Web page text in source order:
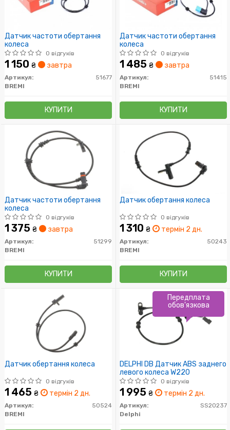
Датчик частоти обертання
колеса
0 відгуків
1 150 ₴ завтра
Артикул:
51677
BREMI
КУПИТИ
Датчик частоти обертання
колеса
0 відгуків
1 485 ₴ завтра
Артикул:
51415
BREMI
КУПИТИ
Датчик частоти обертання
колеса
0 відгуків
1 375 ₴ завтра
Артикул:
51299
BREMI
КУПИТИ
Датчик обертання колеса
0 відгуків
1 310 ₴ термін 2 дн.
Артикул:
50243
BREMI
КУПИТИ
Датчик обертання колеса
0 відгуків
1 465 ₴ термін 2 дн.
Артикул:
50524
BREMI
DELPHI DB Датчик ABS заднего
левого колеса W220
0 відгуків
1 995 ₴ термін 2 дн.
Артикул:
SS20237
Delphi
Передплата
обов'язкова